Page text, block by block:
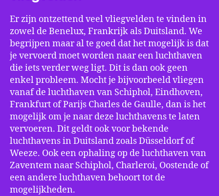
Er zijn ontzettend veel vliegvelden te vinden in
zowel de Benelux, Frankrijk als Duitsland. We
begrijpen maar al te goed dat het mogelijk is dat
je vervoerd moet worden naar een luchthaven
die iets verder weg ligt. Dit is dan ook geen
enkel probleem. Mocht je bijvoorbeeld vliegen
vanaf de luchthaven van Schiphol, Eindhoven,
Frankfurt of Parijs Charles de Gaulle, dan is het
mogelijk om je naar deze luchthavens te laten
vervoeren. Dit geldt ook voor bekende
luchthavens in Duitsland zoals Düsseldorf of
Weeze. Ook een ophaling op de luchthaven van
Zaventem naar Schiphol, Charleroi, Oostende of
een andere luchthaven behoort tot de
mogelijkheden.